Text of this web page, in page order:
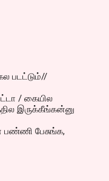
படட்டும்//
/ கையில
இருக்கீங்கன்னு
பண்ணி பேசுங்க,